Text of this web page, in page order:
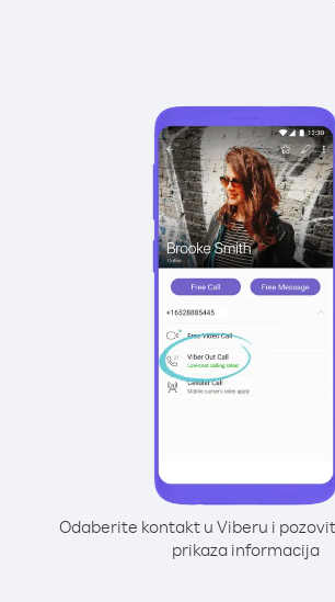
Odaberite kontakt u Viberu i
prikaza informacija